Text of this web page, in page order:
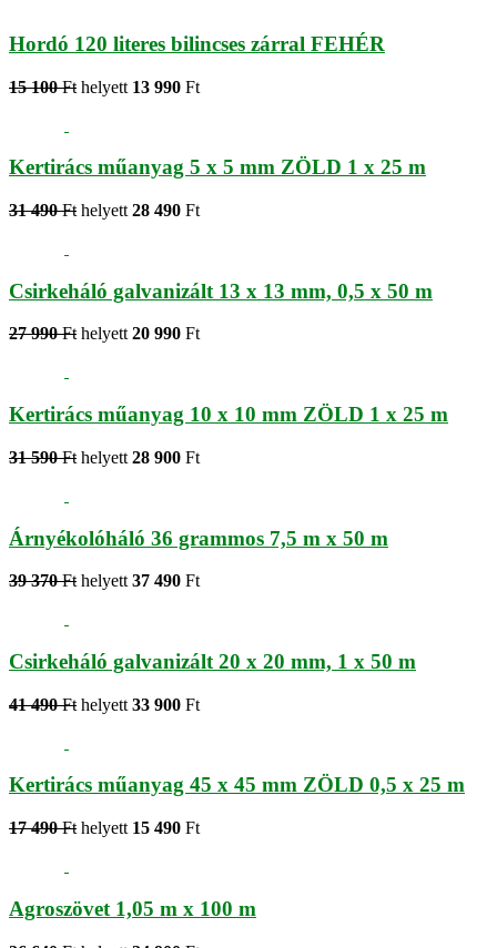
Hordó 120 literes bilincses zárral FEHÉR
15 100 Ft helyett 13 990 Ft
Kertirács műanyag 5 x 5 mm ZÖLD 1 x 25 m
31 490 Ft helyett 28 490 Ft
Csirkeháló galvanizált 13 x 13 mm, 0,5 x 50 m
27 990 Fthelyett20 990 Ft
Kertirács műanyag 10 x 10 mm ZÖLD 1 x 25 m
31 590 Ft helyett 28 900 Ft
Árnyékolóháló 36 grammos 7,5 m x 50 m
39 370 Ft helyett 37 490 Ft
Csirkeháló galvanizált 20 x 20 mm, 1 x 50 m
41 490 Ft helyett 33 900 Ft
Kertirács műanyag 45 x 45 mm ZÖLD 0,5 x 25 m
17 490 Ft helyett 15 490 Ft
Agroszövet 1,05 m x 100 m